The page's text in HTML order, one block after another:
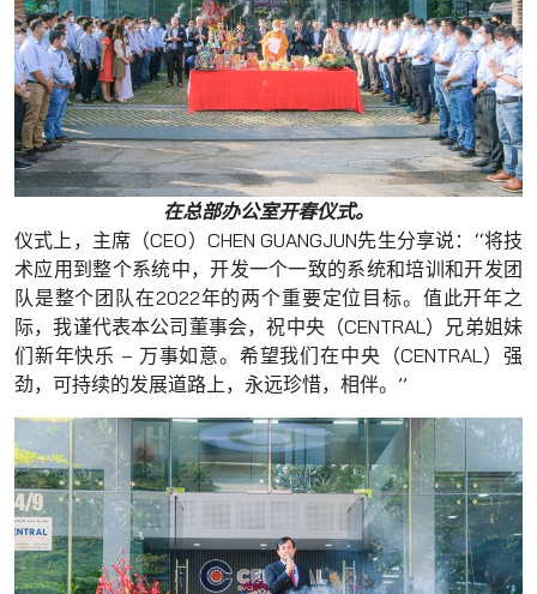
在总部办公室开春仪式。
仪式上，主席（CEO）CHEN GUANGJUN先生分享说：‘‘将技
术应用到整个系统中，开发一个一致的系统和培训和开发团
队是整个团队在2022年的两个重要定位目标。值此开年之
际，我谨代表本公司董事会，祝中央（CENTRAL）兄弟姐妹
们新年快乐 – 万事如意。希望我们在中央（CENTRAL）强
劲，可持续的发展道路上，永远珍惜，相伴。’’